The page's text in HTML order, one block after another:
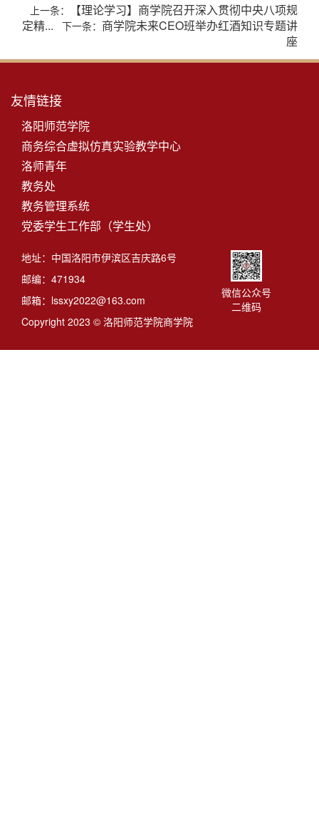
上一条：
【理论学习】商学院召开深入贯彻中央八项规
定精... 下一条： 商学院未来CEO班举办红酒知识专题讲
座
友情链接
洛阳师范学院
商务综合虚拟仿真实验教学中心
洛师青年
教务处
教务管理系统
党委学生工作部（学生处）
地址：中国洛阳市伊滨区吉庆路6号
邮编：471934
邮箱：lssxy2022@163.com
Copyright 2023 © 洛阳师范学院商学院
微信公众号
二维码